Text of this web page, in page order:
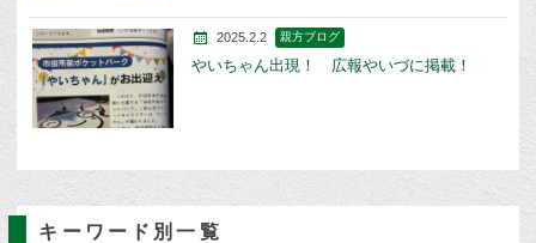
2025.2.2 親方ブログ
やいちゃん出現！ 広報やいづに掲載！
キーワード別一覧